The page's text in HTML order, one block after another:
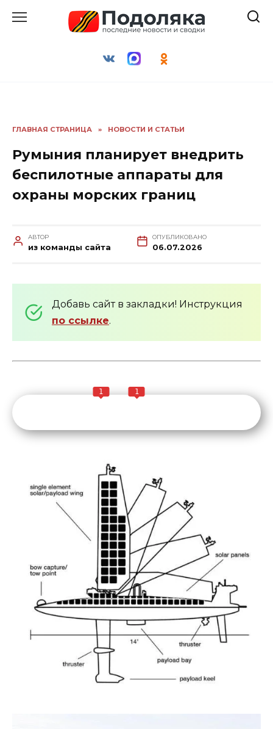
ГЛАВНАЯ СТРАНИЦА » НОВОСТИ И СТАТЬИ
Румыния планирует внедрить
беспилотные аппараты для
охраны морских границ
АВТОР
из команды сайта
ОПУБЛИКОВАНО
06.07.2026
Добавь сайт в закладки! Инструкция
по ссылке.
1 1